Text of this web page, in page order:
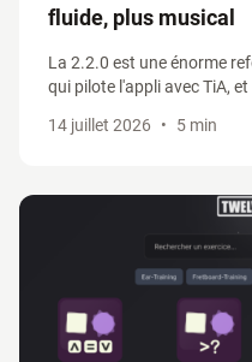
fluide, plus musical
La 2.2.0 est une énorme
qui pilote l'appli avec TiA,
progressions.
14 juillet 2026 • 5 min